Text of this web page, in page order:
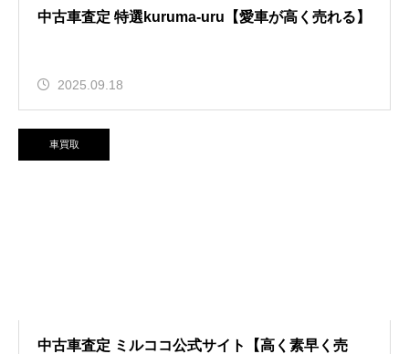
中古車査定 特選kuruma-uru【愛車が高く売れる】
2025.09.18
車買取
中古車査定 ミルココ公式サイト【高く素早く売